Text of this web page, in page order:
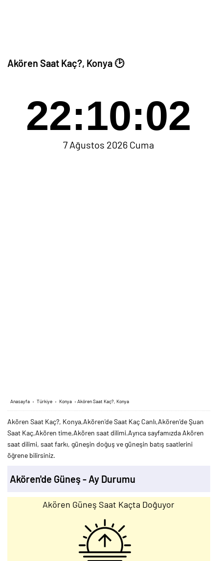
Akören Saat Kaç?, Konya 🕑
22:10:02
7 Ağustos 2026 Cuma
Anasayfa › Türkiye › Konya › Akören Saat Kaç?, Konya
Akören Saat Kaç?, Konya,Akören'de Saat Kaç Canlı,Akören'de Şuan
Saat Kaç,Akören time,Akören saat dilimi.Ayrıca sayfamızda Akören
saat dilimi, saat farkı, güneşin doğuş ve güneşin batış saatlerini
öğrene bilirsiniz.
Akören'de Güneş - Ay Durumu
Akören Güneş Saat Kaçta Doğuyor